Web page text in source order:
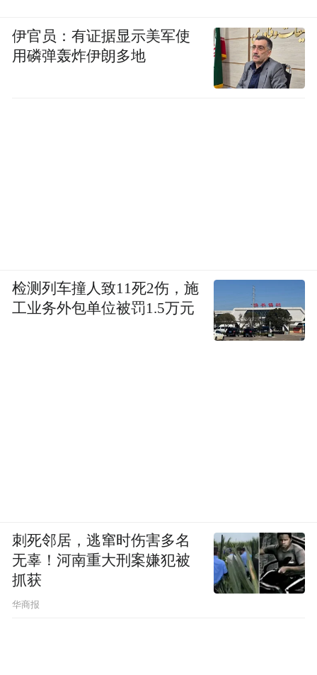
伊官员：有证据显示美军使
用磷弹轰炸伊朗多地
检测列车撞人致11死2伤，施
工业务外包单位被罚1.5万元
刺死邻居，逃窜时伤害多名
无辜！河南重大刑案嫌犯被
抓获
华商报